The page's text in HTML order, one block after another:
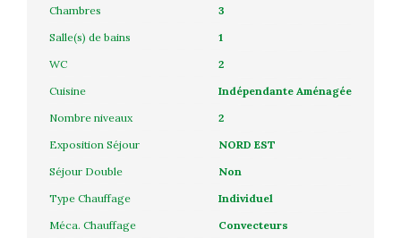
Chambres
3
Salle(s) de bains
1
WC
2
Cuisine
Indépendante Aménagée
Nombre niveaux
2
Exposition Séjour
NORD EST
Séjour Double
Non
Type Chauffage
Individuel
Méca. Chauffage
Convecteurs